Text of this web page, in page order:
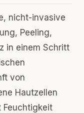
nicht-invasive
Peeling,
in einem Schritt
von
Hautzellen